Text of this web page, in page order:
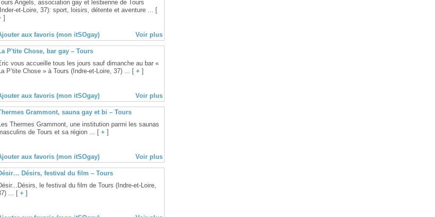
Angels, association gay et lesbienne de Tours
et-Loire, 37): sport, loisirs, détente et aventure ... [
]
aux favoris (mon itSOgay) Voir plus
P'tite Chose, bar gay – Tours
vous accueille tous les jours sauf dimanche au bar «
P’tite Chose » à Tours (Indre-et-Loire, 37) ... [ + ]
aux favoris (mon itSOgay) Voir plus
Grammont, sauna gay et bi – Tours
Thermes Grammont, une institution parmi les saunas
de Tours et sa région ... [ + ]
aux favoris (mon itSOgay) Voir plus
Désirs, festival du film – Tours
le festival du film de Tours (Indre-et-Loire,
... [ + ]